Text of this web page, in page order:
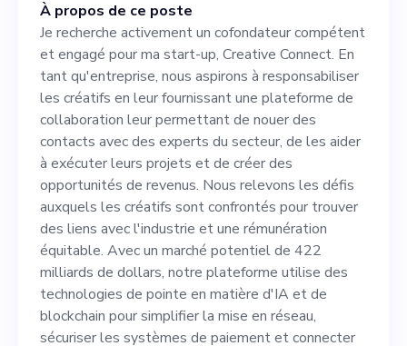
Nous relevons les défis
auxquels les créatifs sont
confrontés pour trouver des
liens avec l'industrie et une
rémunération équitable.
Avec un marché potentiel de
422 milliards de dollars,
notre plateforme utilise des
technologies de pointe en
matière d'IA et de blockchain
À propos de ce poste
Je recherche activement un cofondateur compétent
et engagé pour ma start-up, Creative Connect. En
tant qu'entreprise, nous aspirons à responsabiliser
les créatifs en leur fournissant une plateforme de
collaboration leur permettant de nouer des
contacts avec des experts du secteur, de les aider
à exécuter leurs projets et de créer des
opportunités de revenus. Nous relevons les défis
auxquels les créatifs sont confrontés pour trouver
des liens avec l'industrie et une rémunération
équitable. Avec un marché potentiel de 422
milliards de dollars, notre plateforme utilise des
technologies de pointe en matière d'IA et de
blockchain pour simplifier la mise en réseau,
sécuriser les systèmes de paiement et connecter